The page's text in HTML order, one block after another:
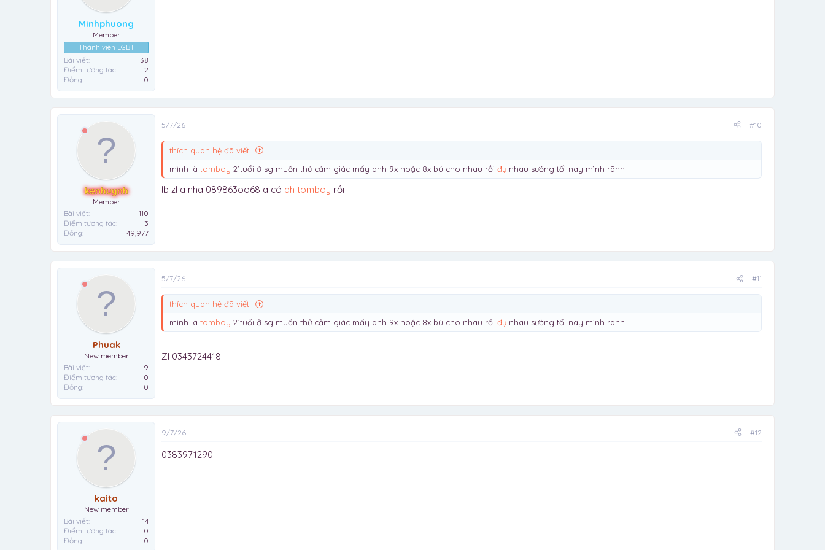
Minhphuong
Member
Thành viên LGBT
Bài viết
38
Điểm tương tác
2
Đồng
0
kenhuynh
Member
Bài viết
110
Điểm tương tác
3
Đồng
49,977
5/7/26 #10
thích quan hệ đã viết:
mình là tomboy 21tuổi ở sg muốn thử cảm giác mấy anh 9x hoặc 8x bú cho nhau rồi đụ nhau sướng tối nay mình rãnh
Ib zl a nha 089863oo68 a có qh tomboy rồi
Phuak
New member
Bài viết
9
Điểm tương tác
0
Đồng
0
5/7/26 #11
thích quan hệ đã viết:
mình là tomboy 21tuổi ở sg muốn thử cảm giác mấy anh 9x hoặc 8x bú cho nhau rồi đụ nhau sướng tối nay mình rãnh
Zl 0343724418
kaito
New member
Bài viết
14
Điểm tương tác
0
Đồng
0
9/7/26 #12
0383971290